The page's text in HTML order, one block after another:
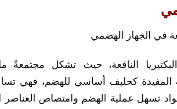
النافعة، حيث تشكل مجتمعةً
المفيدة كحليف أساسي للهضم، فهي
تسهل عملية الهضم وامتصاص العناصر